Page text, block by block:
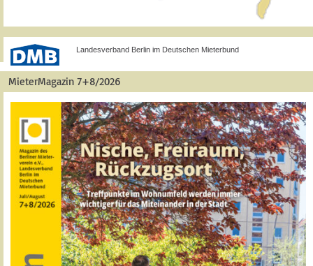
Landesverband Berlin im Deutschen Mieterbund
MieterMagazin 7+8/2026